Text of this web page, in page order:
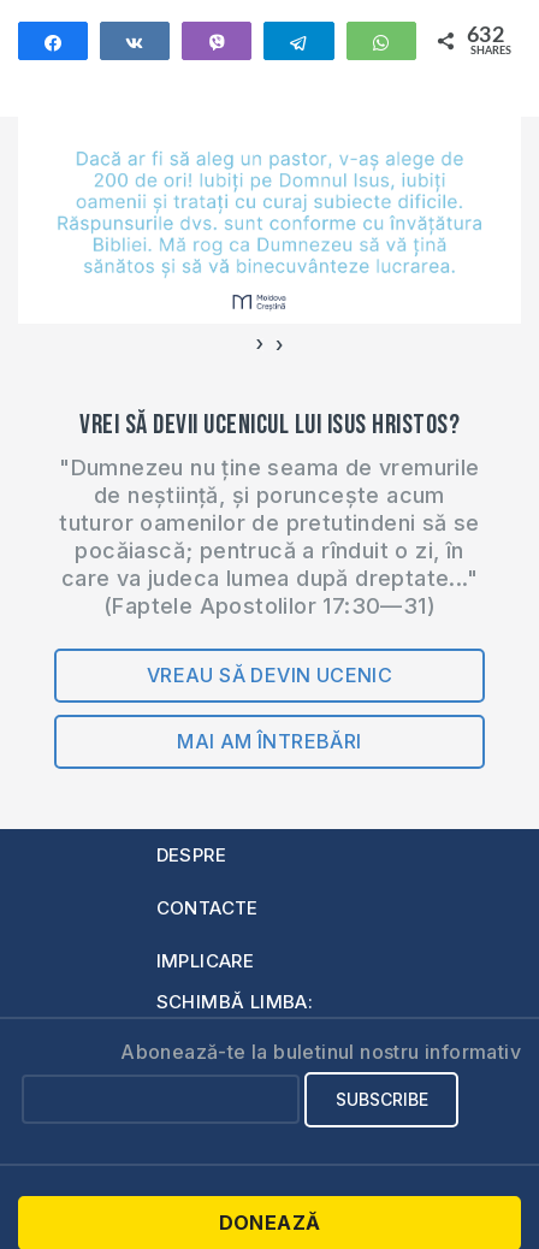
Telegram WhatsApp
632
SHARES
‹ ›
Vrei să devii ucenicul lui Isus Hristos?
"Dumnezeu nu ține seama de vremurile
de neștiință, și poruncește acum
tuturor oamenilor de pretutindeni să se
pocăiască; pentrucă a rînduit o zi, în
care va judeca lumea după dreptate..."
(Faptele Apostolilor 17:30—31)
VREAU SĂ DEVIN UCENIC
MAI AM ÎNTREBĂRI
DESPRE
CONTACTE
IMPLICARE
SCHIMBĂ LIMBA:
Abonează-te la buletinul nostru informativ
DONEAZĂ